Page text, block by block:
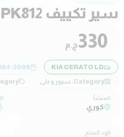
سير تكييف 4PK812
330ج.م
KIA CERATO LD
2009
Category: سيور و بلي
المنشأ
كوري
كود المنتج